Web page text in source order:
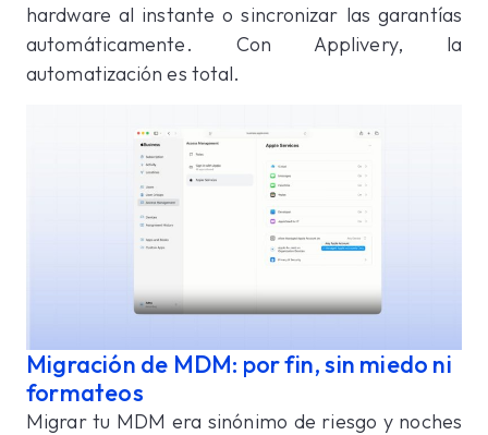
hardware al instante o sincronizar las garantías
automáticamente. Con Applivery, la
automatización es total.
Migración de MDM: por fin, sin miedo ni
formateos
Migrar tu MDM era sinónimo de riesgo y noches